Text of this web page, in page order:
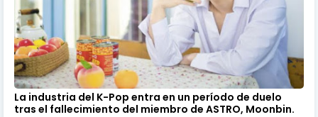
La industria del K-Pop entra en un período de duelo
tras el fallecimiento del miembro de ASTRO, Moonbin.